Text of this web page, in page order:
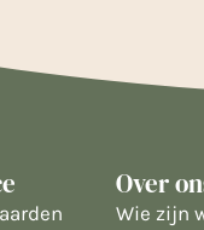
Over
Wie zijn